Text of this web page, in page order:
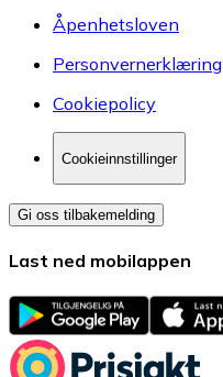
Åpenhetsloven
Personvernerklæring
Cookiepolicy
Cookieinnstillinger
Gi oss tilbakemelding
Last ned mobilappen